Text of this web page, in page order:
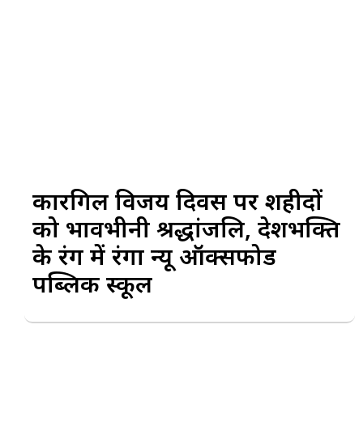
कारगिल विजय दिवस पर शहीदों
को भावभीनी श्रद्धांजलि, देशभक्ति
के रंग में रंगा न्यू ऑक्सफोर्ड
पब्लिक स्कूल